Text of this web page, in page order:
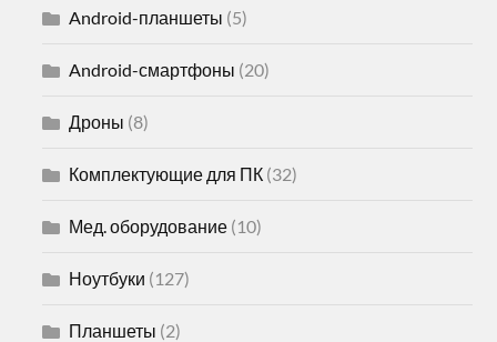
Android-планшеты (5)
Android-смартфоны (20)
Дроны (8)
Комплектующие для ПК (32)
Мед. оборудование (10)
Ноутбуки (127)
Планшеты (2)